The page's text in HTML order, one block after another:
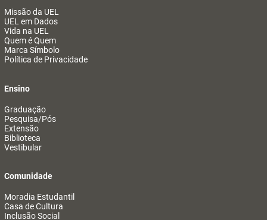
Missão da UEL
UEL em Dados
Vida na UEL
Quem é Quem
Marca Símbolo
Política de Privacidade
Ensino
Graduação
Pesquisa/Pós
Extensão
Biblioteca
Vestibular
Comunidade
Moradia Estudantil
Casa de Cultura
Inclusão Social